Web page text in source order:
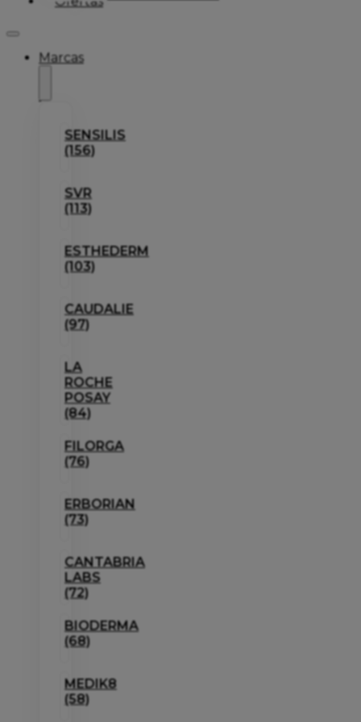
Marcas
SENSILIS
(156)
SVR
(113)
ESTHEDERM
(103)
CAUDALIE
(97)
LA
ROCHE
POSAY
(84)
FILORGA
(76)
ERBORIAN
(73)
CANTABRIA
LABS
(72)
BIODERMA
(68)
MEDIK8
(58)